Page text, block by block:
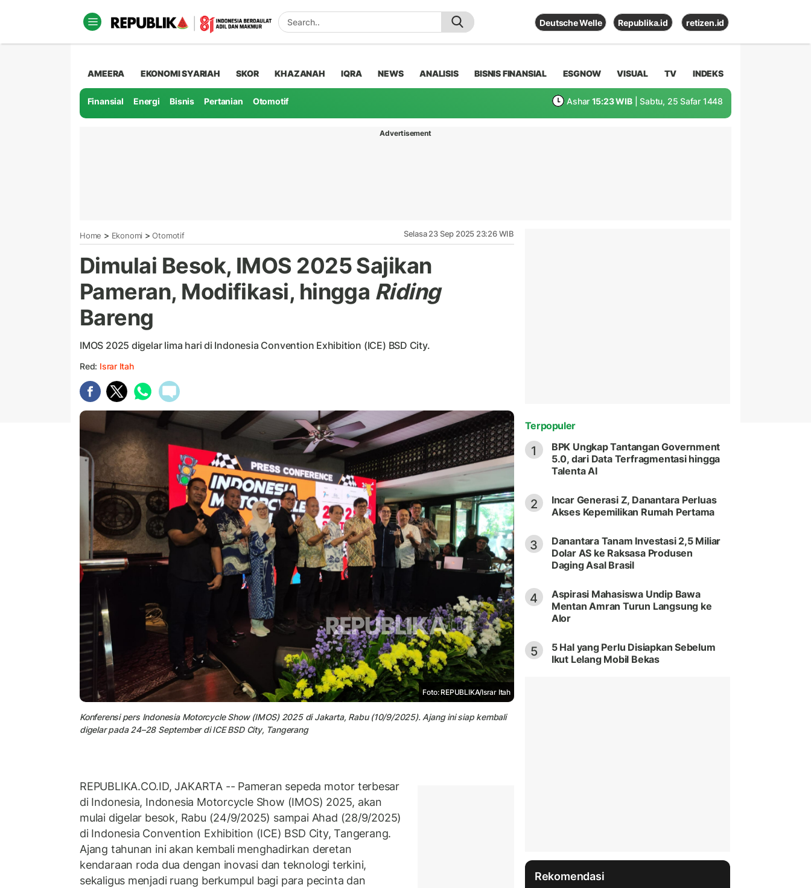
Deutsche Welle Republika.id retizen.id
AMEERA EKONOMI SYARIAH SKOR KHAZANAH IQRA NEWS ANALISIS BISNIS FINANSIAL ESGNOW VISUAL TV INDEKS
Finansial Energi Bisnis Pertanian Otomotif Ashar 15:23 WIB | Sabtu, 25 Safar 1448
Advertisement
Home > Ekonomi > Otomotif Selasa 23 Sep 2025 23:26 WIB
Dimulai Besok, IMOS 2025 Sajikan
Pameran, Modifikasi, hingga Riding
Bareng
IMOS 2025 digelar lima hari di Indonesia Convention Exhibition (ICE) BSD City.
Red: Israr Itah
Foto: REPUBLIKA/Israr Itah
Konferensi pers Indonesia Motorcycle Show (IMOS) 2025 di Jakarta, Rabu (10/9/2025). Ajang ini siap kembali
digelar pada 24–28 September di ICE BSD City, Tangerang
REPUBLIKA.CO.ID, JAKARTA -- Pameran sepeda motor terbesar
di Indonesia, Indonesia Motorcycle Show (IMOS) 2025, akan
mulai digelar besok, Rabu (24/9/2025) sampai Ahad (28/9/2025)
di Indonesia Convention Exhibition (ICE) BSD City, Tangerang.
Ajang tahunan ini akan kembali menghadirkan deretan
kendaraan roda dua dengan inovasi dan teknologi terkini,
sekaligus menjadi ruang berkumpul bagi para pecinta dan
Terpopuler
1
BPK Ungkap Tantangan Government
5.0, dari Data Terfragmentasi hingga
Talenta AI
2
Incar Generasi Z, Danantara Perluas
Akses Kepemilikan Rumah Pertama
3
Danantara Tanam Investasi 2,5 Miliar
Dolar AS ke Raksasa Produsen
Daging Asal Brasil
4
Aspirasi Mahasiswa Undip Bawa
Mentan Amran Turun Langsung ke
Alor
5
5 Hal yang Perlu Disiapkan Sebelum
Ikut Lelang Mobil Bekas
Rekomendasi